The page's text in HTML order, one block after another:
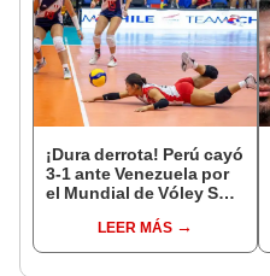
¡Dura derrota! Perú cayó
3-1 ante Venezuela por
el Mundial de Vóley Sub
LEER MÁS